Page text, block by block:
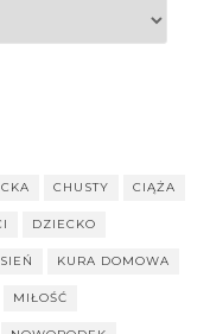
CHUSTY CIĄŻA
DZIECKO
KURA DOMOWA
MIŁOŚĆ